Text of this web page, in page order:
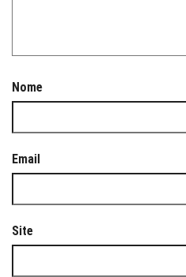
Nome
Email
Site